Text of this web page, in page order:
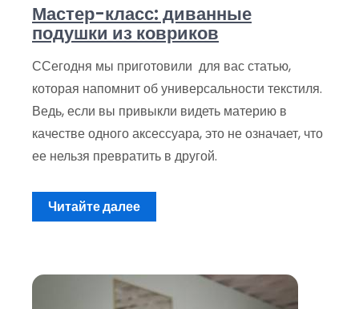
Мастер-класс: диванные
подушки из ковриков
ССегодня мы приготовили для вас статью,
которая напомнит об универсальности текстиля.
Ведь, если вы привыкли видеть материю в
качестве одного аксессуара, это не означает, что
ее нельзя превратить в другой.
Читайте далее